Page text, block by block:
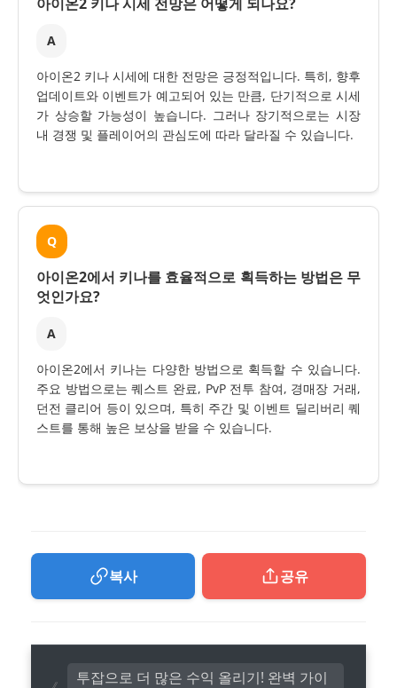
A
아이온2 키나 시세에 대한 전망은 긍정적입니다. 특히, 향후
업데이트와 이벤트가 예고되어 있는 만큼, 단기적으로 시세
가 상승할 가능성이 높습니다. 그러나 장기적으로는 시장
내 경쟁 및 플레이어의 관심도에 따라 달라질 수 있습니다.
Q
아이온2에서 키나를 효율적으로 획득하는 방법은 무
엇인가요?
A
아이온2에서 키나는 다양한 방법으로 획득할 수 있습니다.
주요 방법으로는 퀘스트 완료, PvP 전투 참여, 경매장 거래,
던전 클리어 등이 있으며, 특히 주간 및 이벤트 딜리버리 퀘
스트를 통해 높은 보상을 받을 수 있습니다.
복사 공유
투잡으로 더 많은 수익 올리기! 완벽 가이